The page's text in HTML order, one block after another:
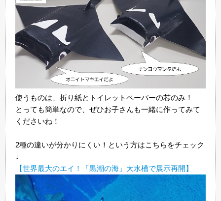
使うものは、折り紙とトイレットペーパーの芯のみ！
とっても簡単なので、ぜひお子さんも一緒に作ってみて
くださいね！
2種の違いが分かりにくい！という方はこちらをチェック
↓
【世界最大のエイ！「黒潮の海」大水槽で展示再開】